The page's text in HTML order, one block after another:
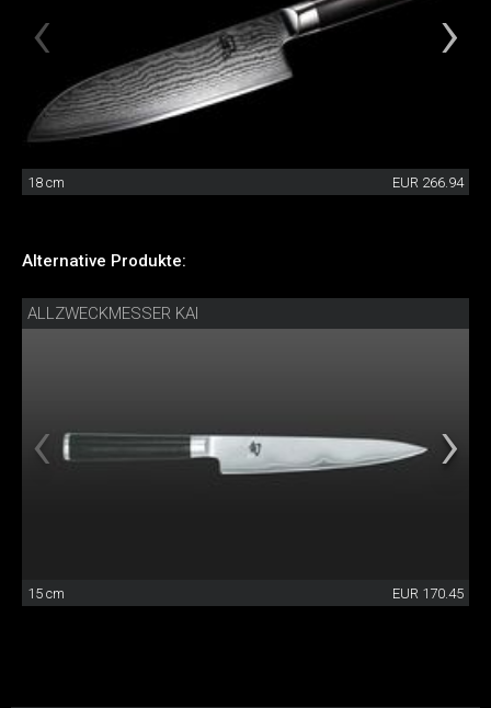
18 cm EUR 266.94
Alternative Produkte:
ALLZWECKMESSER KAI
15 cm EUR 170.45